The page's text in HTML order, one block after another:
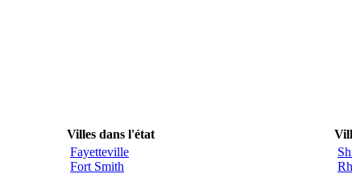
Villes dans l'état
Fayetteville
Fort Smith